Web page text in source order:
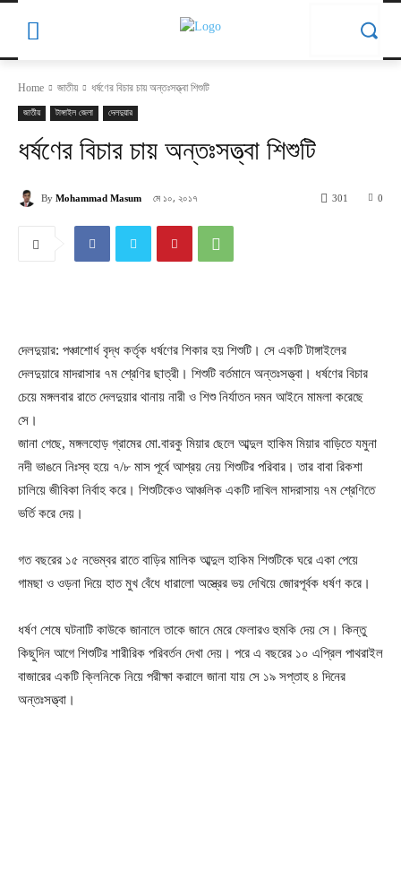
Home জাতীয় ধর্ষণের বিচার চায় অন্তঃসত্ত্বা শিশুটি
জাতীয় টাঙ্গাইল জেলা দেলদুয়ার
ধর্ষণের বিচার চায় অন্তঃসত্ত্বা শিশুটি
By Mohammad Masum মে ১০, ২০১৭ 0
301
দেলদুয়ার: পঞ্চাশোর্ধ বৃদ্ধ কর্তৃক ধর্ষণের শিকার হয় শিশুটি। সে একটি টাঙ্গাইলের
দেলদুয়ারে মাদরাসার ৭ম শ্রেণির ছাত্রী। শিশুটি বর্তমানে অন্তঃসত্ত্বা। ধর্ষণের বিচার
চেয়ে মঙ্গলবার রাতে দেলদুয়ার থানায় নারী ও শিশু নির্যাতন দমন আইনে মামলা করেছে
সে।
জানা গেছে, মঙ্গলহোড় গ্রামের মো.বারকু মিয়ার ছেলে আব্দুল হাকিম মিয়ার বাড়িতে যমুনা
নদী ভাঙনে নিঃস্ব হয়ে ৭/৮ মাস পূর্বে আশ্রয় নেয় শিশুটির পরিবার। তার বাবা রিকশা
চালিয়ে জীবিকা নির্বাহ করে। শিশুটিকেও আঞ্চলিক একটি দাখিল মাদরাসায় ৭ম শ্রেণিতে
ভর্তি করে দেয়।
গত বছরের ১৫ নভেম্বর রাতে বাড়ির মালিক আব্দুল হাকিম শিশুটিকে ঘরে একা পেয়ে
গামছা ও ওড়না দিয়ে হাত মুখ বেঁধে ধারালো অস্ত্রের ভয় দেখিয়ে জোরপূর্বক ধর্ষণ করে।
ধর্ষণ শেষে ঘটনাটি কাউকে জানালে তাকে জানে মেরে ফেলারও হুমকি দেয় সে। কিন্তু
কিছুদিন আগে শিশুটির শারীরিক পরিবর্তন দেখা দেয়। পরে এ বছরের ১০ এপ্রিল পাথরাইল
বাজারের একটি ক্লিনিকে নিয়ে পরীক্ষা করালে জানা যায় সে ১৯ সপ্তাহ ৪ দিনের
অন্তঃসত্ত্বা।